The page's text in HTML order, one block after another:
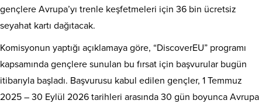
gençlere Avrupa’yı trenle keşfetmeleri için 36 bin ücretsiz
seyahat kartı dağıtacak.
Komisyonun yaptığı açıklamaya göre, “DiscoverEU” programı
kapsamında gençlere sunulan bu fırsat için başvurular bugün
itibarıyla başladı. Başvurusu kabul edilen gençler, 1 Temmuz
2025 – 30 Eylül 2026 tarihleri arasında 30 gün boyunca Avrupa